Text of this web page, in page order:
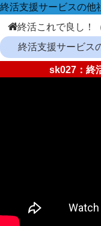
終活支援サービスの他
終活これで良し！
終活支援サービス
sk027：終